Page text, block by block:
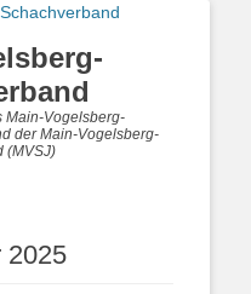
Main-Vogelsberg-
der Main-Vogelsberg-
(MVSJ)
2025